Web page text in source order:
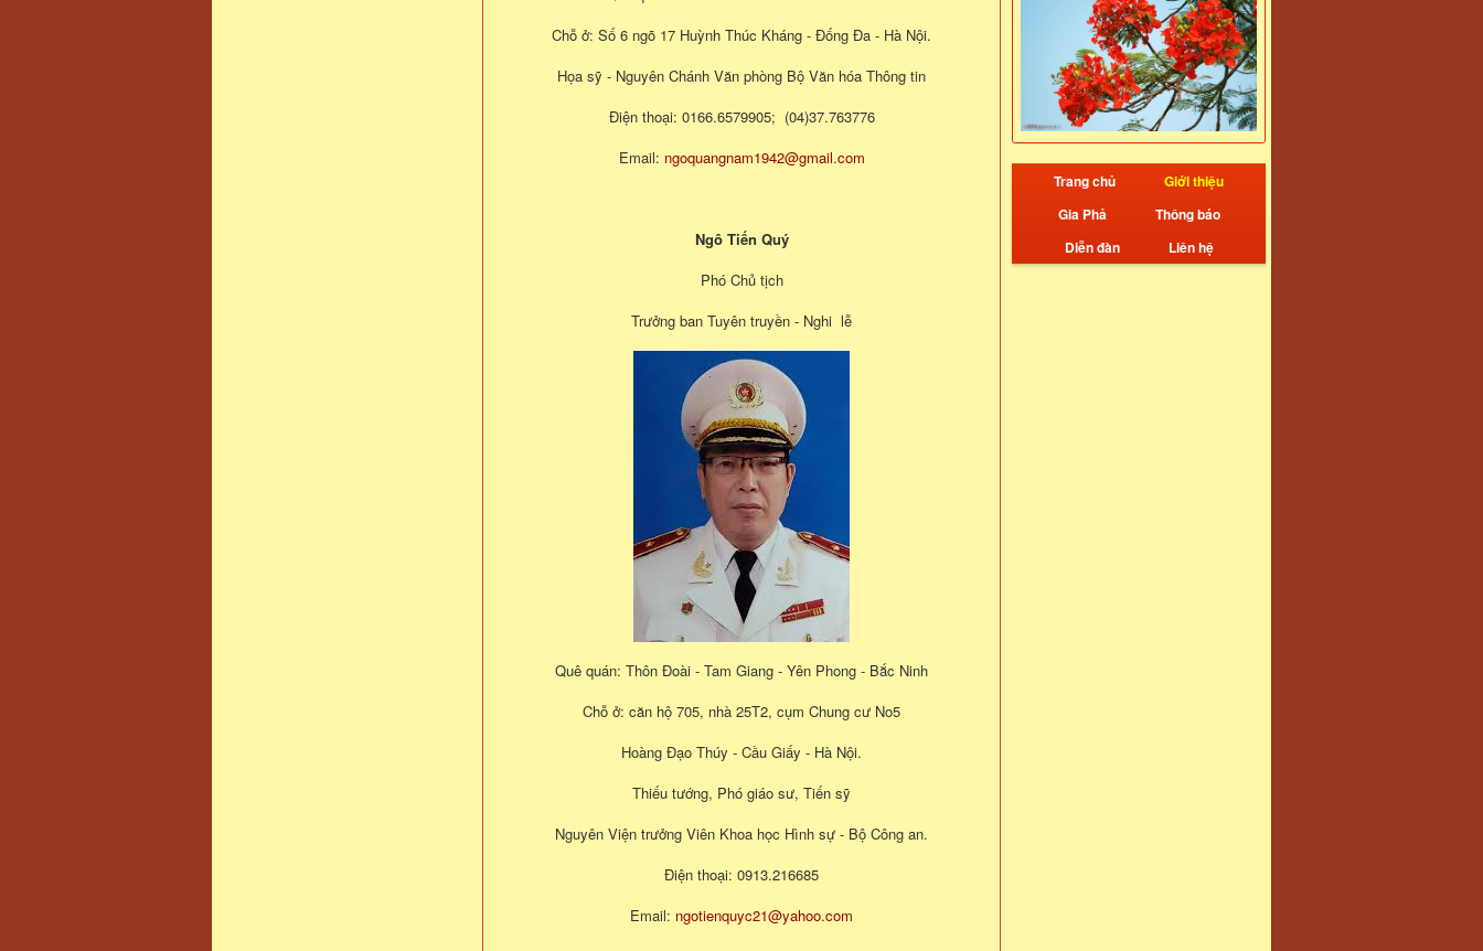
Chỗ ở: Số 6 ngõ 17 Huỳnh Thúc Kháng - Đống Đa - Hà Nội.
Họa sỹ - Nguyên Chánh Văn phòng Bộ Văn hóa Thông tin
Điện thoại: 0166.6579905; (04)37.763776
Email: ngoquangnam1942@gmail.com
Ngô Tiến Quý
Phó Chủ tịch
Trưởng ban Tuyên truyền - Nghi lễ
Quê quán: Thôn Đoài - Tam Giang - Yên Phong - Bắc Ninh
Chỗ ở: căn hộ 705, nhà 25T2, cụm Chung cư No5
Hoàng Đạo Thúy - Cầu Giấy - Hà Nội.
Thiếu tướng, Phó giáo sư, Tiến sỹ
Nguyên Viện trưởng Viên Khoa học Hình sự - Bộ Công an.
Điện thoại: 0913.216685
Email: ngotienquyc21@yahoo.com
Trang chủ
Giới thiệu
Gia Phả
Thông báo
Diễn đàn
Liên hệ